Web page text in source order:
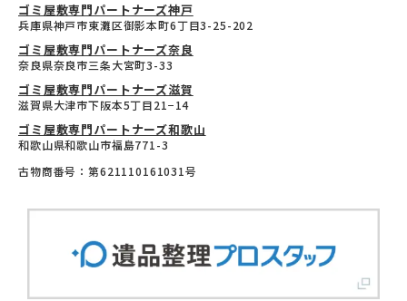
ゴミ屋敷専門パートナーズ神戸
兵庫県神戸市東灘区御影本町6丁目3-25-202
ゴミ屋敷専門パートナーズ奈良
奈良県奈良市三条大宮町3-33
ゴミ屋敷専門パートナーズ滋賀
滋賀県大津市下阪本5丁目21−14
ゴミ屋敷専門パートナーズ和歌山
和歌山県和歌山市福島771-3
古物商番号：第621110161031号